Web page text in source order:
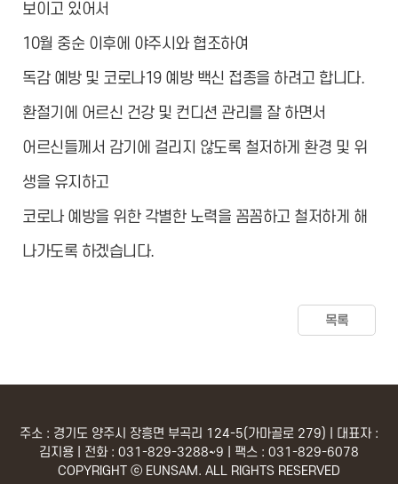
보이고 있어서
10월 중순 이후에 야주시와 협조하여
독감 예방 및 코로나19 예방 백신 접종을 하려고 합니다.
환절기에 어르신 건강 및 컨디션 관리를 잘 하면서
어르신들께서 감기에 걸리지 않도록 철저하게 환경 및 위
생을 유지하고
코로나 예방을 위한 각별한 노력을 꼼꼼하고 철저하게 해
나가도록 하겠습니다.
목록
주소 : 경기도 양주시 장흥면 부곡리 124-5(가마골로 279) | 대표자 :
김지용 | 전화 : 031-829-3288~9 | 팩스 : 031-829-6078
COPYRIGHT ⓒ EUNSAM. ALL RIGHTS RESERVED